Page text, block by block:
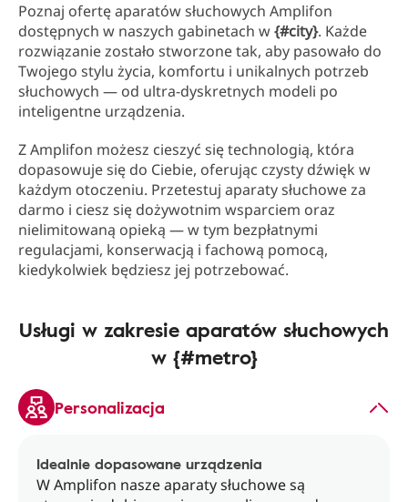
Poznaj ofertę aparatów słuchowych Amplifon
dostępnych w naszych gabinetach w{#city}. Każde
rozwiązanie zostało stworzone tak, aby pasowało do
Twojego stylu życia, komfortu i unikalnych potrzeb
słuchowych — od ultra-dyskretnych modeli po
inteligentne urządzenia.
Z Amplifon możesz cieszyć się technologią, która
dopasowuje się do Ciebie, oferując czysty dźwięk w
każdym otoczeniu. Przetestuj aparaty słuchowe za
darmo i ciesz się dożywotnim wsparciem oraz
nielimitowaną opieką — w tym bezpłatnymi
regulacjami, konserwacją i fachową pomocą,
kiedykolwiek będziesz jej potrzebować.
Usługi w zakresie aparatów słuchowych
w {#metro}
Personalizacja
Idealnie dopasowane urządzenia
W Amplifon nasze aparaty słuchowe są